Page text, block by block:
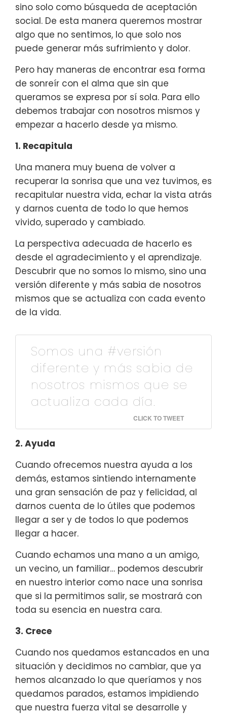
sino solo como búsqueda de aceptación
social. De esta manera queremos mostrar
algo que no sentimos, lo que solo nos
puede generar más sufrimiento y dolor.
Pero hay maneras de encontrar esa forma
de sonreír con el alma que sin que
queramos se expresa por sí sola. Para ello
debemos trabajar con nosotros mismos y
empezar a hacerlo desde ya mismo.
1. Recapitula
Una manera muy buena de volver a
recuperar la sonrisa que una vez tuvimos, es
recapitular nuestra vida, echar la vista atrás
y darnos cuenta de todo lo que hemos
vivido, superado y cambiado.
La perspectiva adecuada de hacerlo es
desde el agradecimiento y el aprendizaje.
Descubrir que no somos lo mismo, sino una
versión diferente y más sabia de nosotros
mismos que se actualiza con cada evento
de la vida.
Somos una #versión
diferente y más sabia de
nosotros mismos que se
actualiza cada día.
CLICK TO TWEET
2. Ayuda
Cuando ofrecemos nuestra ayuda a los
demás, estamos sintiendo internamente
una gran sensación de paz y felicidad, al
darnos cuenta de lo útiles que podemos
llegar a ser y de todos lo que podemos
llegar a hacer.
Cuando echamos una mano a un amigo,
un vecino, un familiar… podemos descubrir
en nuestro interior como nace una sonrisa
que si la permitimos salir, se mostrará con
toda su esencia en nuestra cara.
3. Crece
Cuando nos quedamos estancados en una
situación y decidimos no cambiar, que ya
hemos alcanzado lo que queríamos y nos
quedamos parados, estamos impidiendo
que nuestra fuerza vital se desarrolle y